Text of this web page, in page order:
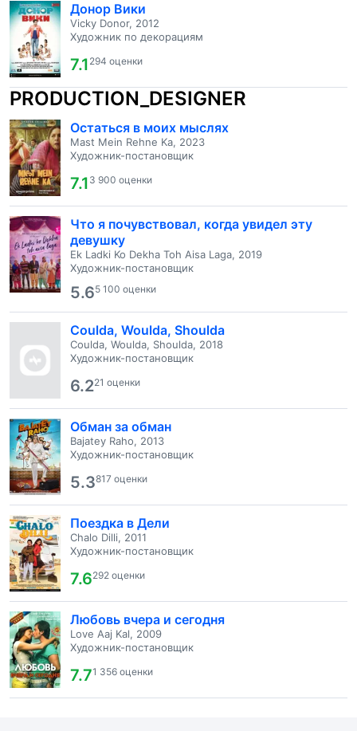
Донор Вики
Vicky Donor, 2012
Художник по декорациям
7.1 294 оценки
PRODUCTION_DESIGNER
Остаться в моих мыслях
Mast Mein Rehne Ka, 2023
Художник-постановщик
7.1 3 900 оценки
Что я почувствовал, когда увидел эту
девушку
Ek Ladki Ko Dekha Toh Aisa Laga, 2019
Художник-постановщик
5.65 100 оценки
Coulda, Woulda, Shoulda
Coulda, Woulda, Shoulda, 2018
Художник-постановщик
6.221 оценки
Обман за обман
Bajatey Raho, 2013
Художник-постановщик
5.3817 оценки
Поездка в Дели
Chalo Dilli, 2011
Художник-постановщик
7.6292 оценки
Любовь вчера и сегодня
Love Aaj Kal, 2009
Художник-постановщик
7.71 356 оценки